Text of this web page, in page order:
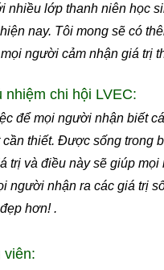
nhiều lớp thanh niên học
nay. Tôi mong sẽ có
người cảm nhận giá trị
nhiệm chi hội LVEC:
để mọi người nhận biết
thiết. Được sống trong
trị và điều này sẽ giúp
người nhận ra các giá trị
hơn! .
viên: